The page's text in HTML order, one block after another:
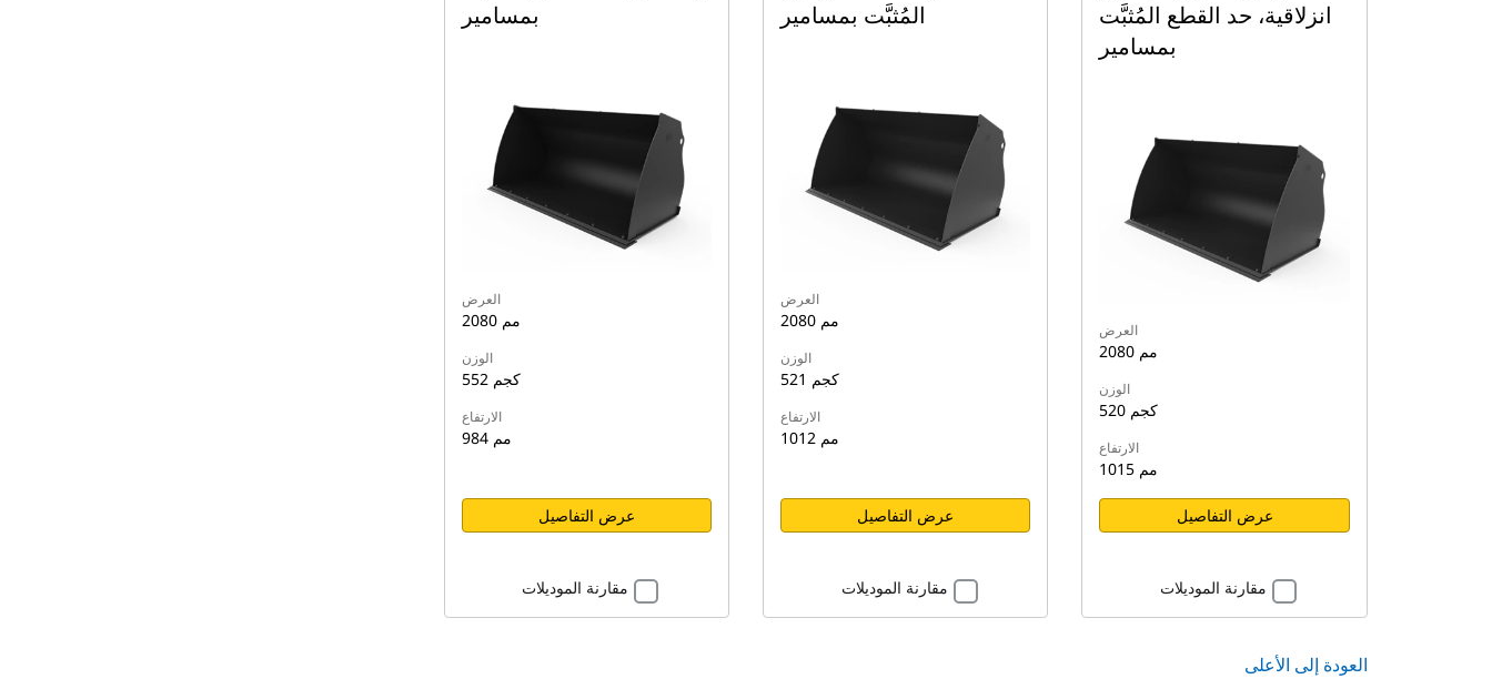
بمسامير
العرض
2080 مم
الوزن
552 كجم
الارتفاع
984 مم
عرض التفاصيل
مقارنة الموديلات
المُثبَّت بمسامير
العرض
2080 مم
الوزن
521 كجم
الارتفاع
1012 مم
عرض التفاصيل
مقارنة الموديلات
انزلاقية، حد القطع المُثبَّت
بمسامير
العرض
2080 مم
الوزن
520 كجم
الارتفاع
1015 مم
عرض التفاصيل
مقارنة الموديلات
العودة إلى الأعلى